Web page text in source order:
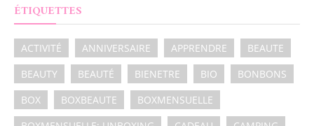
ÉTIQUETTES
ACTIVITÉ ANNIVERSAIRE APPRENDRE
BEAUTE
BEAUTY
BEAUTÉ BIENETRE BIO
BONBONS
BOX
BOXBEAUTE
BOXMENSUELLE